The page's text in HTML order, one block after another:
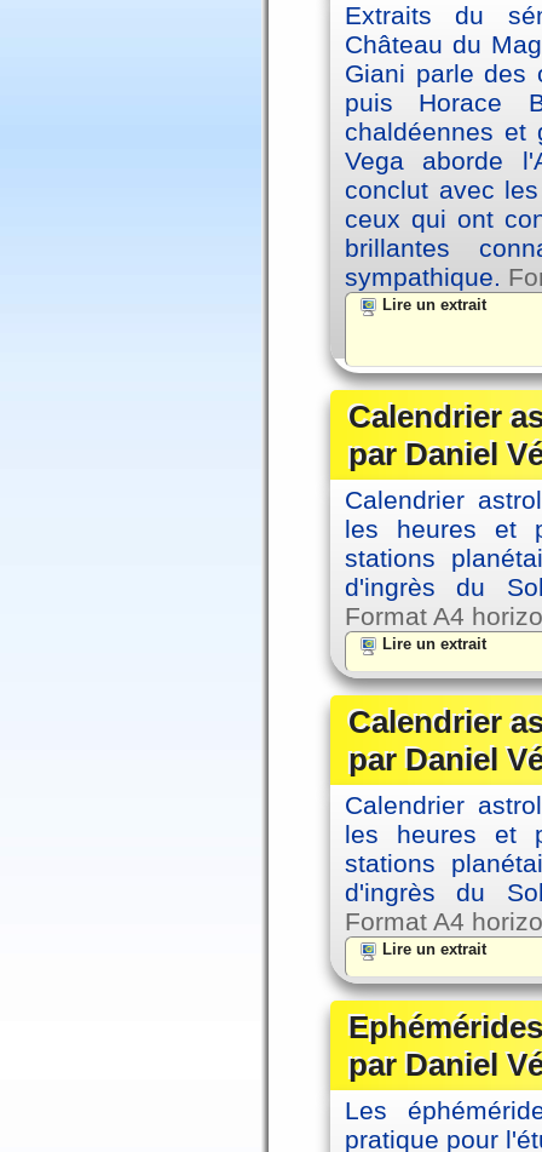
Extraits du
Château du
Giani parle des
puis Horace
chaldéennes et
Vega aborde
conclut avec
ceux qui ont
brillantes
sympathique.
Lire un extrait
Calendrier
par Daniel
Calendrier
les heures et
stations
d'ingrès du
Format A4
Lire un extrait
Calendrier
par Daniel
Calendrier
les heures et
stations
d'ingrès du
Format A4
Lire un extrait
par Daniel
Les
pratique pour